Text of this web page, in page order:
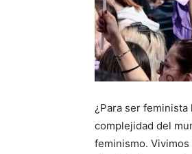
¿Para ser
complejidad del
feminismo.